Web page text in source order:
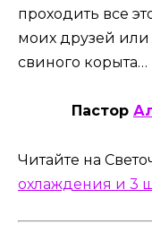
проходить все
моих друзей или
свиного корыта…
Пастор
Читайте на
охлаждения и 3